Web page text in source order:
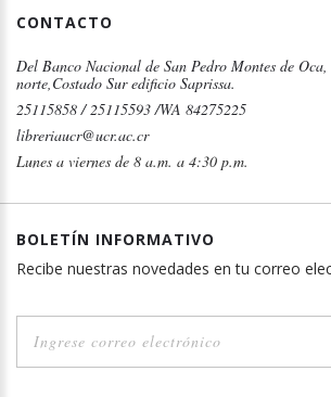
CONTACTO
Del Banco Nacional de San Pedro Montes de
norte,Costado Sur edificio Saprissa.
25115858 / 25115593 /WA 84275225
libreriaucr@ucr.ac.cr
Lunes a viernes de 8 a.m. a 4:30 p.m.
BOLETÍN INFORMATIVO
Recibe nuestras novedades en tu correo